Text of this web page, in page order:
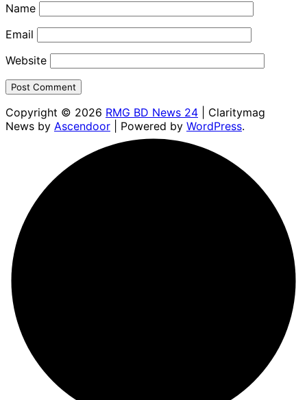
Name
Email
Website
Copyright © 2026 RMG BD News 24 | Claritymag
News by Ascendoor | Powered by WordPress.